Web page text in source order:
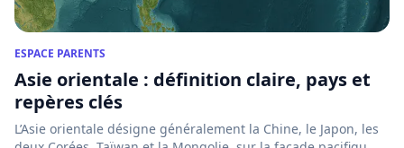
ESPACE PARENTS
Asie orientale : définition claire, pays et
repères clés
L’Asie orientale désigne généralement la Chine, le Japon, les